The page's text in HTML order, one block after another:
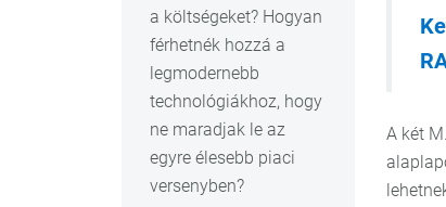
A két
a költségeket? Hogyan
férhetnék hozzá a
legmodernebb
technológiákhoz, hogy
ne maradjak le az
egyre élesebb piaci
versenyben?